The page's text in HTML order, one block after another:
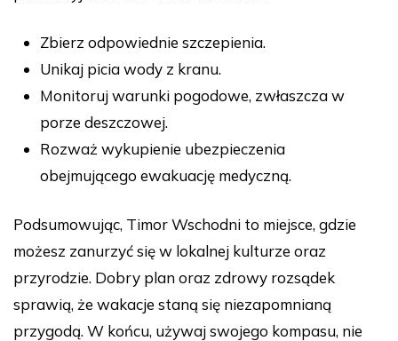
Zbierz odpowiednie szczepienia.
Unikaj picia wody z kranu.
Monitoruj warunki pogodowe, zwłaszcza w
porze deszczowej.
Rozważ wykupienie ubezpieczenia
obejmującego ewakuację medyczną.
Podsumowując, Timor Wschodni to miejsce, gdzie
możesz zanurzyć się w lokalnej kulturze oraz
przyrodzie. Dobry plan oraz zdrowy rozsądek
sprawią, że wakacje staną się niezapomnianą
przygodą. W końcu, używaj swojego kompasu, nie